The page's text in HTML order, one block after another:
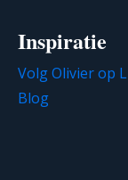
Inspiratie
Volg Olivier op
Blog